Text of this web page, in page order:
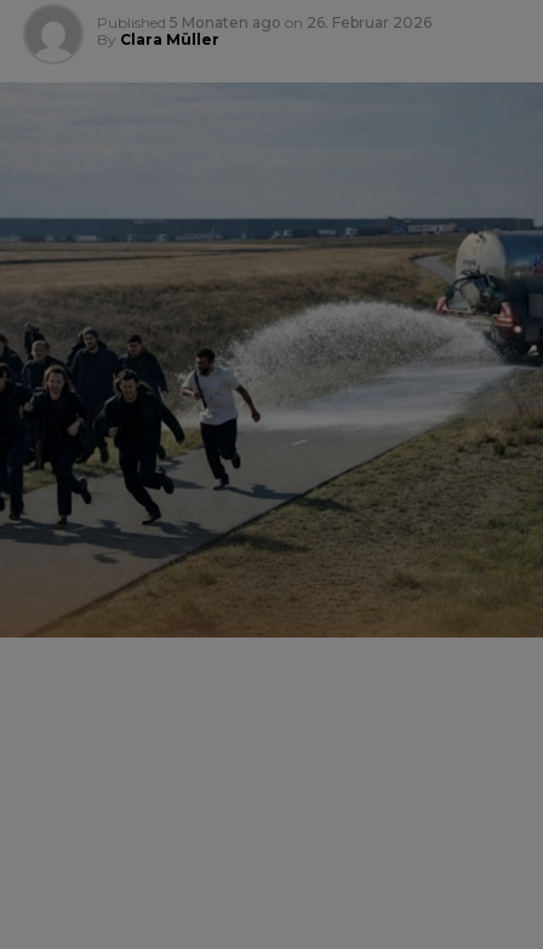
Published 5 Monaten ago on 26. Februar 2026
By Clara Müller